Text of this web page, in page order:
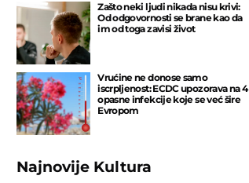
Zašto neki ljudi nikada nisu krivi:
Od odgovornosti se brane kao da
im od toga zavisi život
Vrućine ne donose samo
iscrpljenost: ECDC upozorava na 4
opasne infekcije koje se već šire
Evropom
Najnovije Kultura